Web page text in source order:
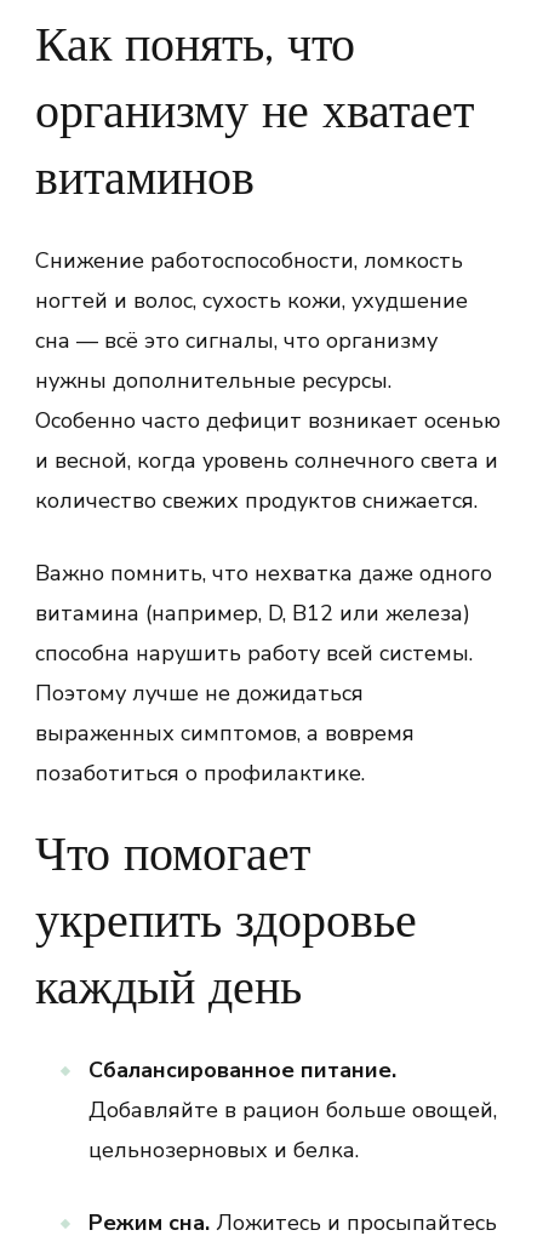
Как понять, что
организму не хватает
витаминов
Снижение работоспособности, ломкость
ногтей и волос, сухость кожи, ухудшение
сна — всё это сигналы, что организму
нужны дополнительные ресурсы.
Особенно часто дефицит возникает осенью
и весной, когда уровень солнечного света и
количество свежих продуктов снижается.
Важно помнить, что нехватка даже одного
витамина (например, D, B12 или железа)
способна нарушить работу всей системы.
Поэтому лучше не дожидаться
выраженных симптомов, а вовремя
позаботиться о профилактике.
Что помогает
укрепить здоровье
каждый день
Сбалансированное питание.
Добавляйте в рацион больше овощей,
цельнозерновых и белка.
Режим сна. Ложитесь и просыпайтесь